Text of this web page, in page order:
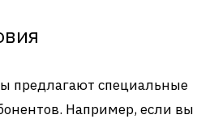
предлагают специальные
Например, если вы